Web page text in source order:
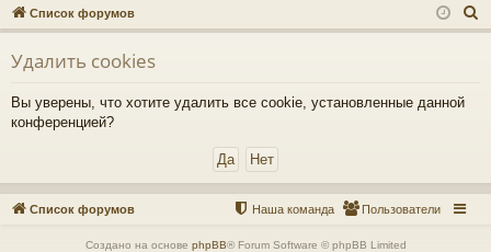
лк
и
ы ов
ат
ел
Список форумов
о
Удалить cookies
Вы уверены, что хотите удалить все cookie, установленные данной
конференцией?
Список форумов Пользователи
Наша команда
Создано на основе phpBB® Forum Software © phpBB Limited